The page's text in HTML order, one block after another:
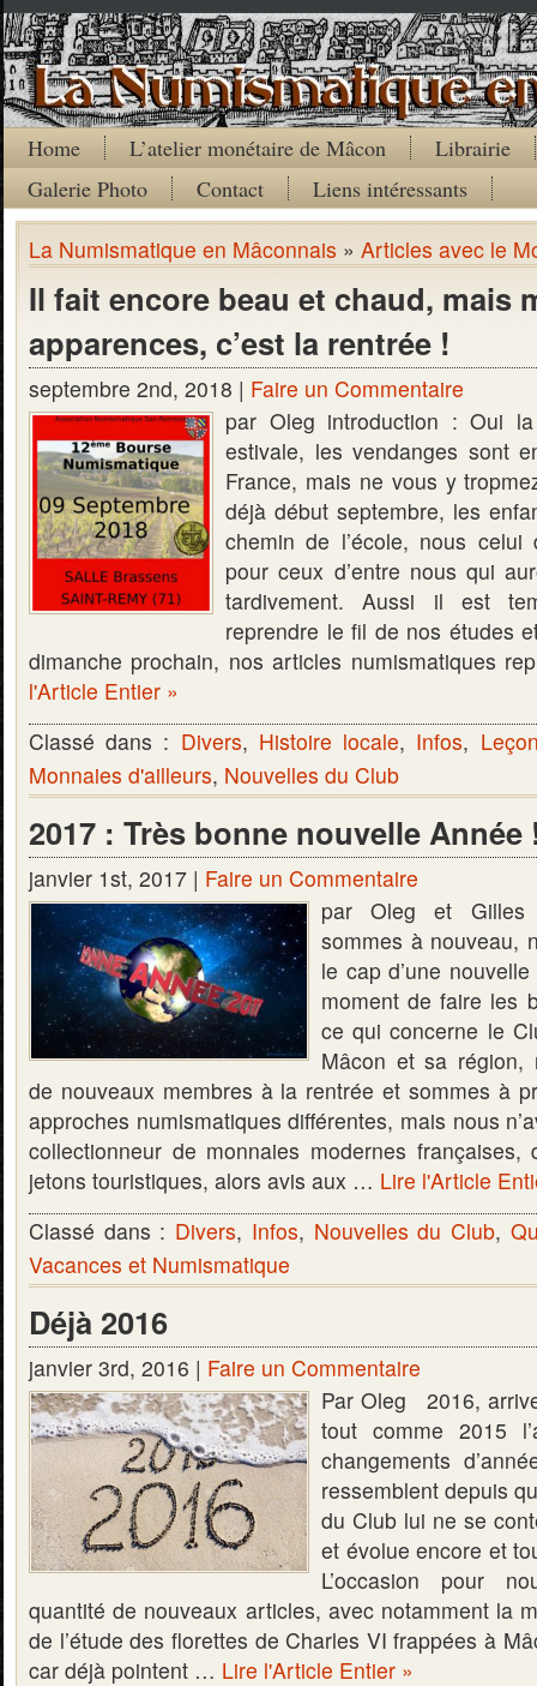
Home L’atelier monétaire de Mâcon
Librairie
Galerie Photo
Contact Liens intéressants
La Numismatique en Mâconnais » Articles avec le
Il fait encore beau et chaud, mais
apparences, c’est la rentrée !
septembre 2nd, 2018 | Faire un Commentaire
par Oleg introduction : Oui
estivale, les vendanges sont
France, mais ne vous y
déjà début septembre, les
chemin de l’école, nous
pour ceux d’entre nous qui
tardivement. Aussi il est
reprendre le fil de nos études
dimanche prochain, nos articles numismatiques
l'Article Entier »
Classé dans : Divers, Histoire locale, Infos,
Monnaies d'ailleurs, Nouvelles du Club
2017 : Très bonne nouvelle Année
janvier 1st, 2017 | Faire un Commentaire
par Oleg et Gilles
sommes à nouveau,
le cap d’une
moment de faire les
ce qui concerne le
Mâcon et sa région,
de nouveaux membres à la rentrée et sommes à
approches numismatiques différentes, mais nous
collectionneur de monnaies modernes françaises,
jetons touristiques, alors avis aux … Lire l'Article
Classé dans : Divers, Infos, Nouvelles du Club,
Vacances et Numismatique
Déjà 2016
janvier 3rd, 2016 | Faire un Commentaire
Par Oleg 2016,
tout comme 2015
changements
ressemblent depuis
du Club lui ne se
et évolue encore et
L’occasion pour
quantité de nouveaux articles, avec notamment la
de l’étude des florettes de Charles VI frappées à
car déjà pointent … Lire l'Article Entier »